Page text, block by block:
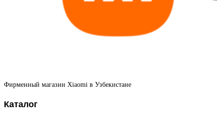
Фирменный магазин Xiaomi в Узбекистане
Каталог